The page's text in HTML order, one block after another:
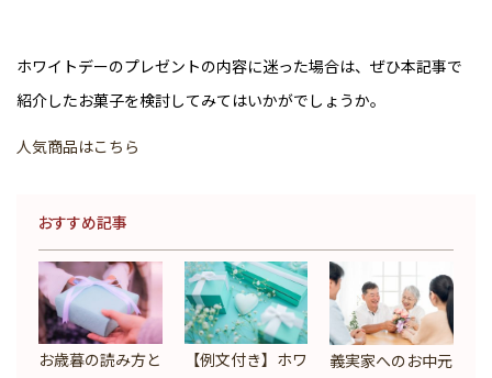
ホワイトデーのプレゼントの内容に迷った場合は、ぜひ本記事で
紹介したお菓子を検討してみてはいかがでしょうか。
人気商品はこちら
おすすめ記事
お歳暮の読み方と
【例文付き】ホワ
義実家へのお中元